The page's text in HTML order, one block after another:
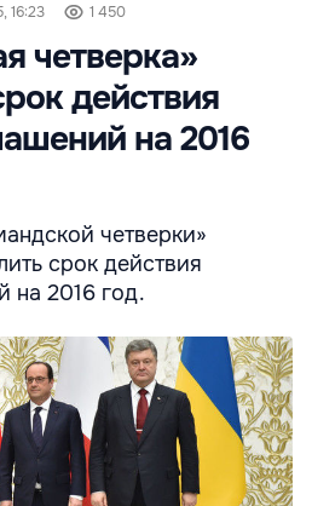
16:23 1 450
четверка»
действия
на 2016
четверки»
срок действия
на 2016 год.